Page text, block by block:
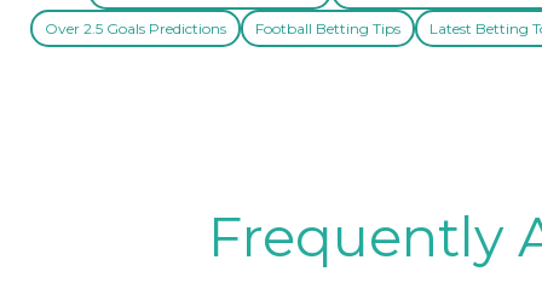
Over 2.5 Goals Predictions Football Betting Tips Latest Betting
Frequently